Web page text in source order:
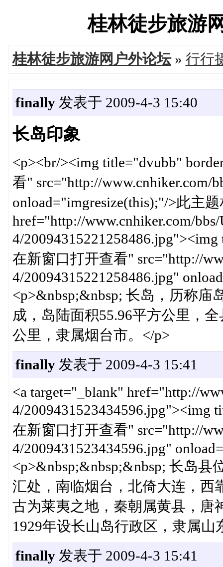
桂林徒步旅游
桂林徒步旅游网户外论坛» 行行
finally发表于 2009-4-3 15:40
长岛印象
<p><br/><img title="dvubb"
看" src="http://www.cnhiker.com/
onload="imgresize(this);"/>此主
href="http://www.cnhiker.com/
4/
在新窗口打开查看" src="http://
4/20094315221258486.jpg"
<p>&nbsp;&nbsp; 长岛，历称庙
成，岛陆面积55.96平方公里，
公里，隶属烟台市。</p>
finally发表于 2009-4-3 15:41
<a target="_blank" href="http://
4/2009431523434596.jpg"><img
在新窗口打开查看" src="http://
4/2009431523434596.jpg"
<p>&nbsp;&nbsp;&nbsp; 长岛
汇处，南临烟台，北倚大连，西
古为莱夷之地，秦朝属黄县，唐
1929年设长山岛行政区，隶属山
finally发表于 2009-4-3 15:41